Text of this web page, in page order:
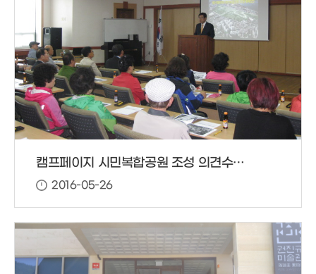
캠프페이지 시민복합공원 조성 의견수렴 설명회 개최사진
2016-05-26